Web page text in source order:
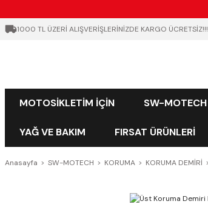
1000 TL ÜZERİ ALIŞVERİŞLERİNİZDE KARGO ÜCRETSİZ!!!
MOTOSİKLETİM İÇİN SW-MOTECH
YAĞ VE BAKIM FIRSAT ÜRÜNLERİ
Anasayfa SW-MOTECH KORUMA KORUMA DEMİRİ